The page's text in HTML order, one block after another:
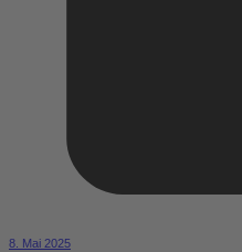
8. Mai 2025